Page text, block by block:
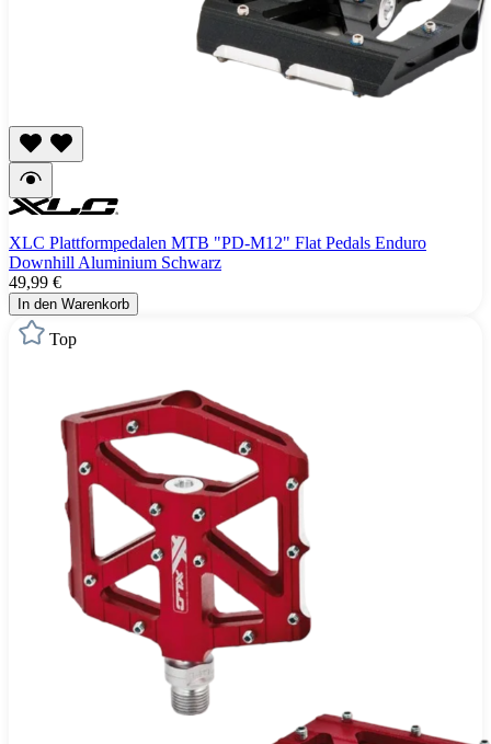
XLC Plattformpedalen MTB "PD-M12" Flat Pedals Enduro
Downhill Aluminium Schwarz
49,99 €
In den Warenkorb
Top